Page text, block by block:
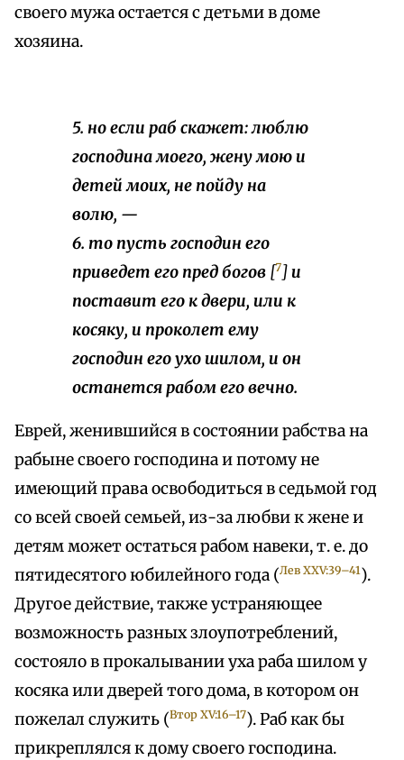
своего мужа остается с детьми в доме
хозяина.
5. но если раб скажет: люблю
господина моего, жену мою и
детей моих, не пойду на
волю, —
6. то пусть господин его
приведет его пред богов [7]и
поставит его к двери, или к
косяку, и проколет ему
господин его ухо шилом, и он
останется рабом его вечно.
Еврей, женившийся в состоянии рабства на
рабыне своего господина и потому не
имеющий права освободиться в седьмой год
со всей своей семьей, из-за любви к жене и
детям может остаться рабом навеки, т. е. до
пятидесятого юбилейного года (Лев XXV:39–41).
Другое действие, также устраняющее
возможность разных злоупотреблений,
состояло в прокалывании уха раба шилом у
косяка или дверей того дома, в котором он
пожелал служить (Втор XV:16–17). Раб как бы
прикреплялся к дому своего господина.